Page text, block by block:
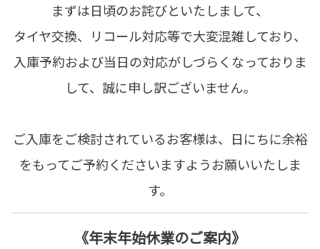
まずは日頃のお詫びといたしまして、
タイヤ交換、リコール対応等で大変混雑しており、
入庫予約および当日の対応がしづらくなっておりま
して、誠に申し訳ございません。
ご入庫をご検討されているお客様は、日にちに余裕
をもってご予約くださいますようお願いいたしま
す。
《年末年始休業のご案内》